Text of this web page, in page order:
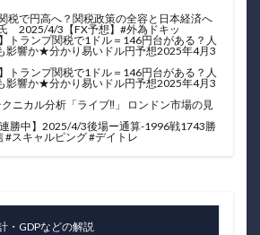
税で円高へ？関税政策の全容と日本経済へ
2025/4/3【FX予想】#外為ドキッ
トランプ関税で1ドル＝146円台がある？人
影響か★分かり易いドル円予想2025年4月3
トランプ関税で1ドル＝146円台がある？人
影響か★分かり易いドル円予想2025年4月3
ニカル分析「ライブ‼」 ロンドン市場の見
勝中】2025/4/3後場ー通算-1996戦1743勝
#スキャルピング #デイトレ
・GDPなどの解説